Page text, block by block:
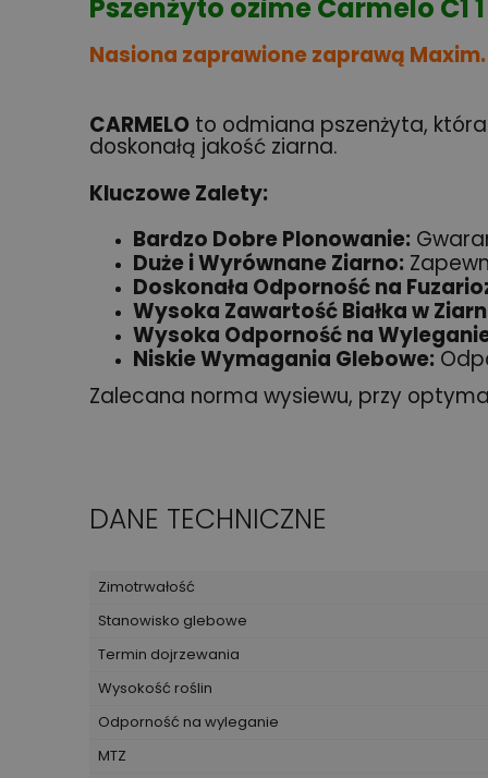
Pszenżyto ozime Carmelo C1
Nasiona zaprawione zaprawą Maxim.
CARMELO to odmiana pszenżyta,
doskonałą jakość ziarna.
Kluczowe Zalety:
Bardzo Dobre Plonowanie:
Duże i Wyrównane Ziarno:
Doskonała Odporność na
Wysoka Zawartość Białka w
Wysoka Odporność na
Niskie Wymagania Glebowe:
Zalecana norma wysiewu, przy
DANE TECHNICZNE
Zimotrwałość
Stanowisko glebowe
Termin dojrzewania
Wysokość roślin
Odporność na wyleganie
MTZ